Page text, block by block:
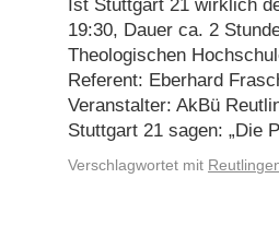
Ist Stuttgart 21 wirklich
19:30, Dauer ca. 2
Theologischen
Referent: Eberhard
Veranstalter: AkBü
Stuttgart 21 sagen:
Verschlagwortet mit